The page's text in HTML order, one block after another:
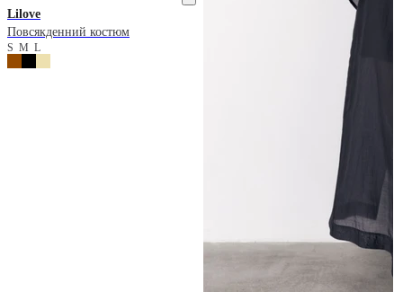
Lilove
Повсякденний костюм
S M L